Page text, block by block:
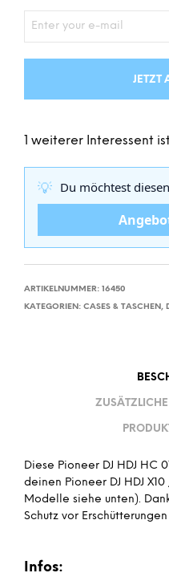
JETZT
1 weiterer Interessent
💡 Du möchtest
ARTIKELNUMMER: 16450
KATEGORIEN: CASES & TASCHEN ,
Diese Pioneer DJ HDJ HC
deinen Pioneer DJ HDJ
Modelle siehe unten).
Schutz vor
Infos: